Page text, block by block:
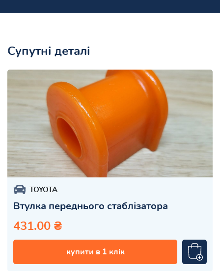
Супутні деталі
TOYOTA
Втулка переднього стаблізатора
431.00 ₴
купити в 1 клік